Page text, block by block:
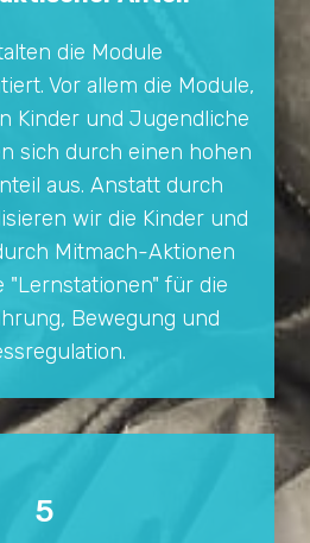
die Module
Vor allem die Module,
Kinder und Jugendliche
sich durch einen hohen
aus. Anstatt durch
wir die Kinder und
Mitmach-Aktionen
"Lernstationen" für die
Bewegung und
5